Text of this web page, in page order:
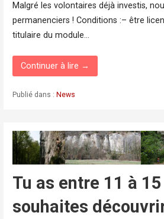
Malgré les volontaires déjà investis,
permanenciers ! Conditions :– être
titulaire du module…
Continuer à lire →
Publié dans : News
Tu as entre 11 à
souhaites